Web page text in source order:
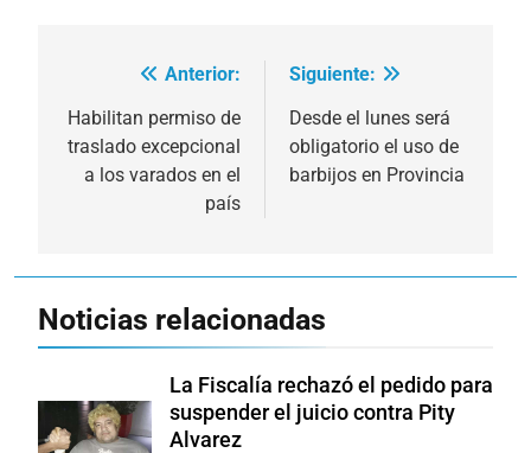
Navegación
de
entradas
Anterior:
Habilitan permiso de
traslado excepcional
a los varados en el
país
Siguiente:
Desde el lunes será
obligatorio el uso de
barbijos en Provincia
Noticias relacionadas
La Fiscalía rechazó el pedido para
suspender el juicio contra Pity
Alvarez